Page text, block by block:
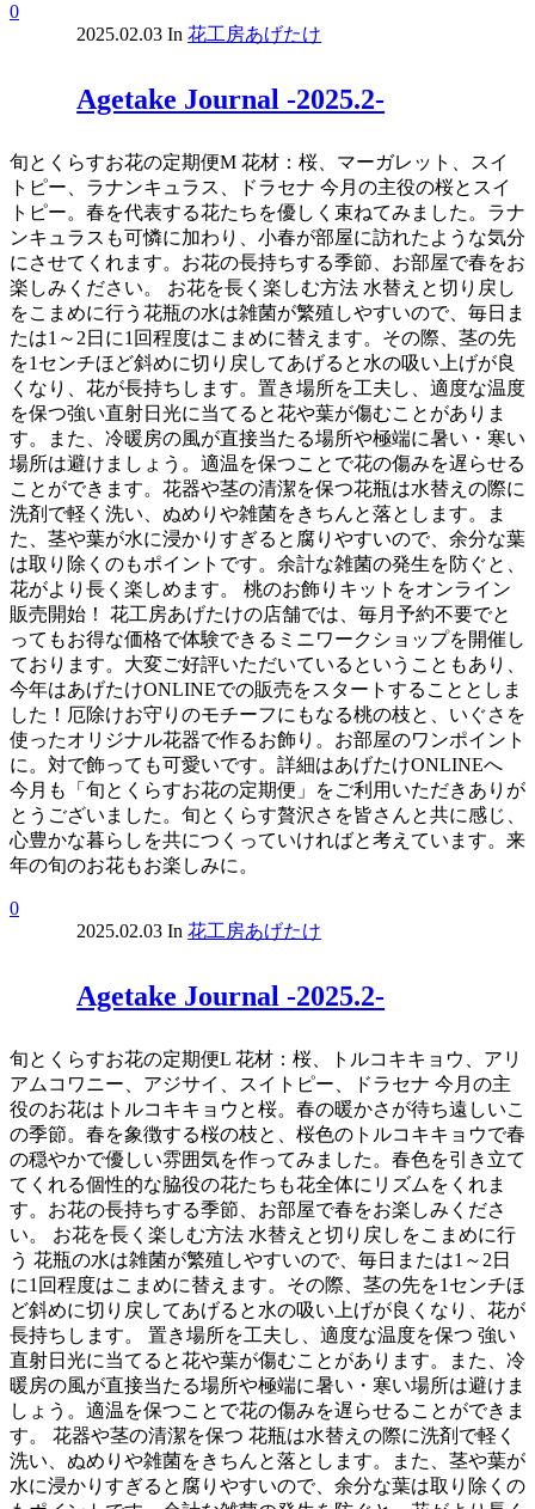
0
2025.02.03 In 花工房あげたけ
Agetake Journal -2025.2-
旬とくらすお花の定期便M 花材：桜、マーガレット、スイ
トピー、ラナンキュラス、ドラセナ 今月の主役の桜とスイ
トピー。春を代表する花たちを優しく束ねてみました。ラナ
ンキュラスも可憐に加わり、小春が部屋に訪れたような気分
にさせてくれます。お花の長持ちする季節、お部屋で春をお
楽しみください。 お花を長く楽しむ方法 水替えと切り戻し
をこまめに行う花瓶の水は雑菌が繁殖しやすいので、毎日ま
たは1～2日に1回程度はこまめに替えます。その際、茎の先
を1センチほど斜めに切り戻してあげると水の吸い上げが良
くなり、花が長持ちします。置き場所を工夫し、適度な温度
を保つ強い直射日光に当てると花や葉が傷むことがありま
す。また、冷暖房の風が直接当たる場所や極端に暑い・寒い
場所は避けましょう。適温を保つことで花の傷みを遅らせる
ことができます。花器や茎の清潔を保つ花瓶は水替えの際に
洗剤で軽く洗い、ぬめりや雑菌をきちんと落とします。ま
た、茎や葉が水に浸かりすぎると腐りやすいので、余分な葉
は取り除くのもポイントです。余計な雑菌の発生を防ぐと、
花がより長く楽しめます。 桃のお飾りキットをオンライン
販売開始！ 花工房あげたけの店舗では、毎月予約不要でと
ってもお得な価格で体験できるミニワークショップを開催し
ております。大変ご好評いただいているということもあり、
今年はあげたけONLINEでの販売をスタートすることとしま
した！厄除けお守りのモチーフにもなる桃の枝と、いぐさを
使ったオリジナル花器で作るお飾り。お部屋のワンポイント
に。対で飾っても可愛いです。詳細はあげたけONLINEへ
今月も「旬とくらすお花の定期便」をご利用いただきありが
とうございました。旬とくらす贅沢さを皆さんと共に感じ、
心豊かな暮らしを共につくっていければと考えています。来
年の旬のお花もお楽しみに。
0
2025.02.03 In 花工房あげたけ
Agetake Journal -2025.2-
旬とくらすお花の定期便L 花材：桜、トルコキキョウ、アリ
アムコワニー、アジサイ、スイトピー、ドラセナ 今月の主
役のお花はトルコキキョウと桜。春の暖かさが待ち遠しいこ
の季節。春を象徴する桜の枝と、桜色のトルコキキョウで春
の穏やかで優しい雰囲気を作ってみました。春色を引き立て
てくれる個性的な脇役の花たちも花全体にリズムをくれま
す。お花の長持ちする季節、お部屋で春をお楽しみくださ
い。 お花を長く楽しむ方法 水替えと切り戻しをこまめに行
う 花瓶の水は雑菌が繁殖しやすいので、毎日または1～2日
に1回程度はこまめに替えます。その際、茎の先を1センチほ
ど斜めに切り戻してあげると水の吸い上げが良くなり、花が
長持ちします。 置き場所を工夫し、適度な温度を保つ 強い
直射日光に当てると花や葉が傷むことがあります。また、冷
暖房の風が直接当たる場所や極端に暑い・寒い場所は避けま
しょう。適温を保つことで花の傷みを遅らせることができま
す。 花器や茎の清潔を保つ 花瓶は水替えの際に洗剤で軽く
洗い、ぬめりや雑菌をきちんと落とします。また、茎や葉が
水に浸かりすぎると腐りやすいので、余分な葉は取り除くの